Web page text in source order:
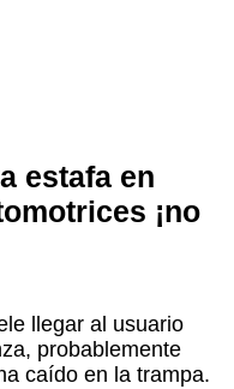
estafa en
¡no
llegar al usuario
probablemente
caído en la trampa.